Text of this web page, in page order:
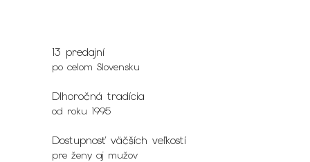
13 predajní
po celom Slovensku
Dlhoročná tradícia
od roku 1995
Dostupnosť väčších veľkostí
pre ženy aj mužov